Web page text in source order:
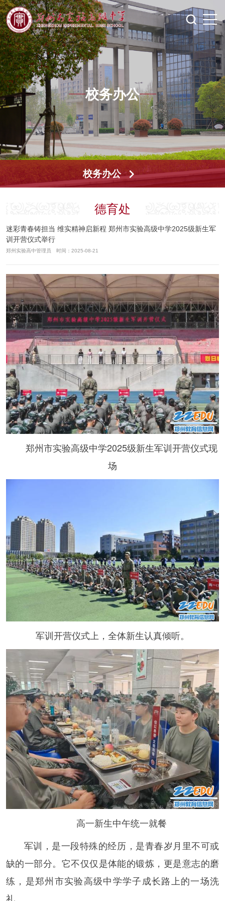
校务办公
校务办公
德育处
迷彩青春铸担当 维实精神启新程 郑州市实验高级中学2025级新生军
训开营仪式举行
郑州实验高中管理员 时间：2025-08-21
郑州市实验高级中学2025级新生军训开营仪式现
场
军训开营仪式上，全体新生认真倾听。
高一新生中午统一就餐
军训，是一段特殊的经历，是青春岁月里不可或
缺的一部分。它不仅仅是体能的锻炼，更是意志的磨
练，是郑州市实验高级中学学子成长路上的一场洗
礼。